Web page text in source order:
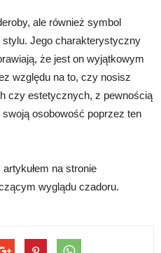
ale również symbol
stylu. Jego charakterystyczny
że jest on wyjątkowym
względu na to, czy nosisz
czy estetycznych, z pewnością
osobowość poprzez ten
na stronie
wyglądu czadoru.